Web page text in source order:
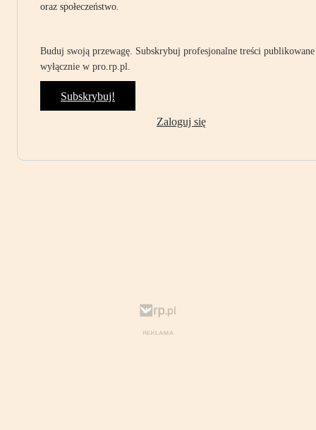
oraz społeczeństwo.
Buduj swoją przewagę. Subskrybuj profesjonalne treści publikowane
wyłącznie w pro.rp.pl.
Subskrybuj!
Zaloguj się